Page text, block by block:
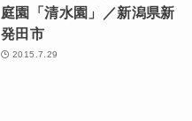
庭園「清水園」／新潟県新
発田市
2015.7.29